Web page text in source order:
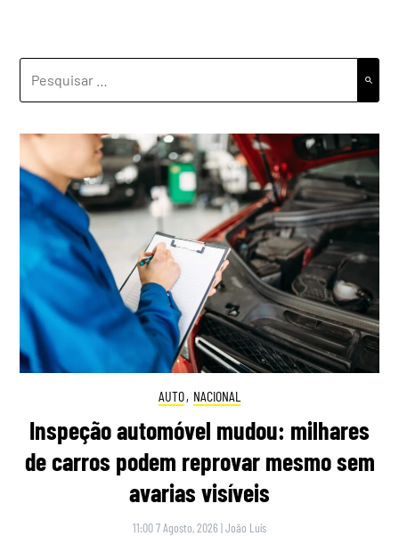
AUTO, NACIONAL
Inspeção automóvel mudou: milhares
de carros podem reprovar mesmo sem
avarias visíveis
11:00 7 Agosto, 2026 |João Luís